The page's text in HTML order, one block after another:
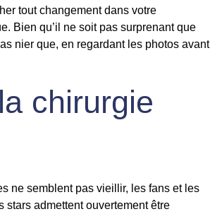
tout changement dans votre
Bien qu’il ne soit pas surprenant que
nier que, en regardant les photos avant
chirurgie
ne semblent pas vieillir, les fans et les
admettent ouvertement être